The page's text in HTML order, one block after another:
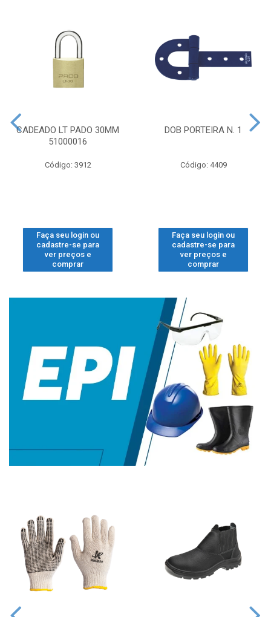
CADEADO LT PADO 30MM
51000016
Código: 3912
Faça seu login ou
cadastre-se para
ver preços e
comprar
DOB PORTEIRA N. 1
Código: 4409
Faça seu login ou
cadastre-se para
ver preços e
comprar